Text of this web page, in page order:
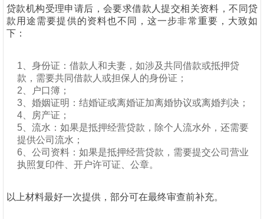
贷款机构受理申请后，会要求借款人提交相关资料，不同贷
款用途需要提供的资料也不同，这一步非常重要，大致如
下：
1、身份证：借款人和夫妻，如涉及共同借款或抵押贷
款，需要共同借款人或担保人的身份证；
2、户口簿；
3、婚姻证明：结婚证或离婚证加离婚协议或离婚判决；
4、房产证；
5、流水：如果是抵押经营贷款，除个人流水外，还需要
提供公司流水；
6、公司资料：如果是抵押经营贷款，需要提交公司营业
执照复印件、开户许可证、公章。
以上材料最好一次提供，部分可在最终审查前补充。